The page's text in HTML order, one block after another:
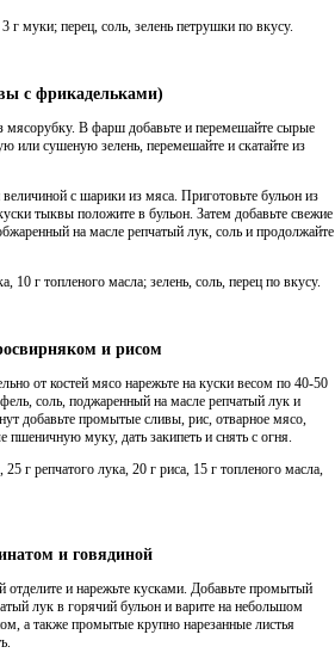
муки; перец, соль, зелень петрушки по вкусу.
с фрикадельками)
мясорубку. В фарш добавьте и перемешайте сырые
или сушеную зелень, перемешайте и скатайте из
с шарики из мяса. Приготовьте бульон из
тыквы положите в бульон. Затем добавьте свежие
на масле репчатый лук, соль и продолжайте
г топленого масла; зелень, соль, перец по вкусу.
и рисом
от костей мясо нарежьте на куски весом по 40-50
соль, поджаренный на масле репчатый лук и
добавьте промытые сливы, рис, отварное мясо,
муку, дать закипеть и снять с огня.
г репчатого лука, 20 г риса, 15 г топленого масла,
и говядиной
отделите и нарежьте кусками. Добавьте промытый
лук в горячий бульон и варите на небольшом
а также промытые крупно нарезанные листья